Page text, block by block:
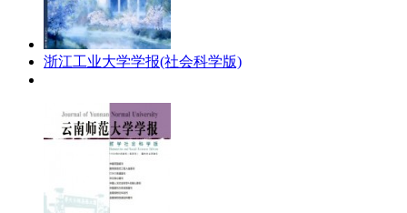
浙江工业大学学报(社会科学版)